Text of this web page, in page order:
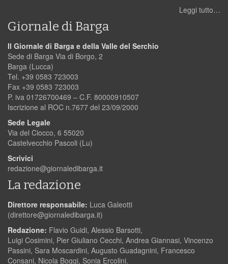
Leggi tutto…
Giornale di Barga
Il Giornale di Barga e della Valle del Serchio
Sede di Barga Via di Borgo, 2
Barga (Lucca)
Tel. +39 0583 723003
Fax +39 0583 723003
P. iva 01726700469 – C.F. 80000910507
Iscrizione al ROC n.7677 del 23/09/2000
Sede Legale
Via del Ciocco, 6 55020
Castelvecchio Pascoli (Lu)
Scrivici
redazione@giornaledibarga.it
La redazione
Direttore responsabile: Luca Galeotti
(direttore@giornaledibarga.it)
Redazione: Flavio Guidi, Alessio Barsotti,
Luigi Cosimini, Pier Giuliano Cecchi, Andrea Giannasi, Vincenzo
Passini, Sara Moscardini, Augusto Guadagnini, Francesco
Consani, Nicola Boggi, Sonia Ercolini.